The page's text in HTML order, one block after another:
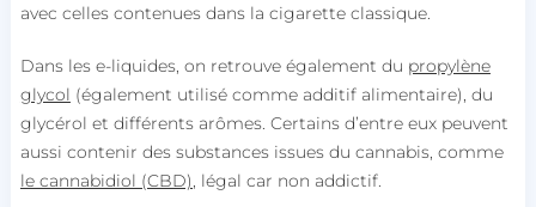
avec celles contenues dans la cigarette classique.
Dans les e-liquides, on retrouve également du propylène
glycol (également utilisé comme additif alimentaire), du
glycérol et différents arômes. Certains d’entre eux peuvent
aussi contenir des substances issues du cannabis, comme
le cannabidiol (CBD) , légal car non addictif.